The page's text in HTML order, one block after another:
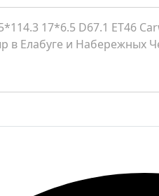
17*6.5 D67.1 ET46
в Елабуге и Набережных